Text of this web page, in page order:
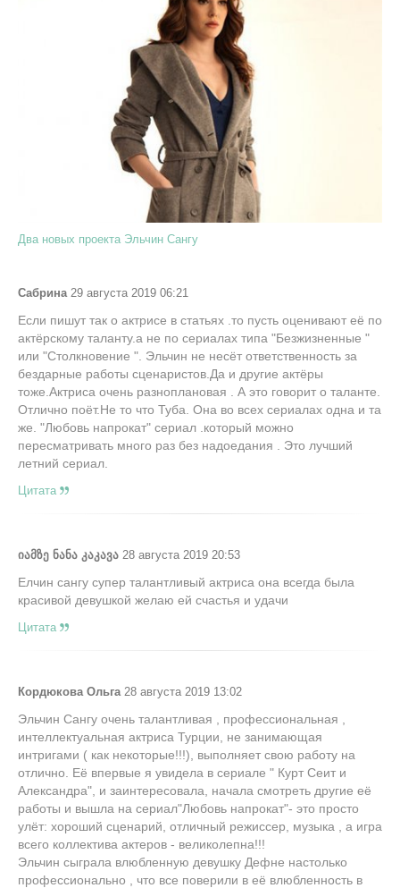
Два новых проекта Эльчин Сангу
Сабрина 29 августа 2019 06:21
Если пишут так о актрисе в статьях .то пусть оценивают её по
актёрскому таланту.а не по сериалах типа "Безжизненные "
или "Столкновение ". Эльчин не несёт ответственность за
бездарные работы сценаристов.Да и другие актёры
тоже.Актриса очень разноплановая . А это говорит о таланте.
Отлично поёт.Не то что Туба. Она во всех сериалах одна и та
же. "Любовь напрокат" сериал .который можно
пересматривать много раз без надоедания . Это лучший
летний сериал.
Цитата
იამზე ნანა კაკავა 28 августа 2019 20:53
Елчин сангу супер талантливый актриса она всегда была
красивой девушкой желаю ей счастья и удачи
Цитата
Кордюкова Ольга 28 августа 2019 13:02
Эльчин Сангу очень талантливая , профессиональная ,
интеллектуальная актриса Турции, не занимающая
интригами ( как некоторые!!!), выполняет свою работу на
отлично. Её впервые я увидела в сериале " Курт Сеит и
Александра", и заинтересовала, начала смотреть другие её
работы и вышла на сериал"Любовь напрокат"- это просто
улёт: хороший сценарий, отличный режиссер, музыка , а игра
всего коллектива актеров - великолепна!!!
Эльчин сыграла влюбленную девушку Дефне настолько
профессионально , что все поверили в её влюбленность в